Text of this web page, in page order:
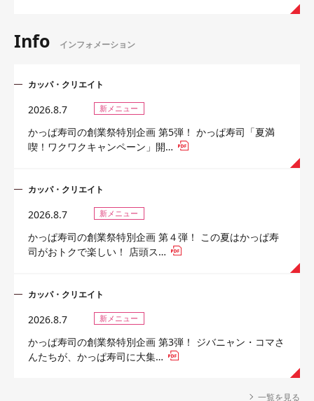
Info インフォメーション
カッパ・クリエイト
2026.8.7 新メニュー
かっぱ寿司の創業祭特別企画 第5弾！ かっぱ寿司「夏満
喫！ワクワクキャンペーン」開…
カッパ・クリエイト
2026.8.7 新メニュー
かっぱ寿司の創業祭特別企画 第４弾！ この夏はかっぱ寿
司がおトクで楽しい！ 店頭ス…
カッパ・クリエイト
2026.8.7 新メニュー
かっぱ寿司の創業祭特別企画 第3弾！ ジバニャン・コマさ
んたちが、かっぱ寿司に大集…
一覧を見る